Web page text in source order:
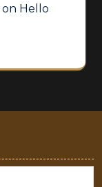
on Hello